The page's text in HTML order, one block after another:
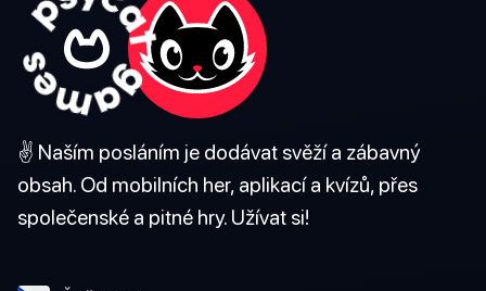
✌️ Naším posláním je dodávat svěží a zábavný
obsah. Od mobilních her, aplikací a kvízů, přes
společenské a pitné hry. Užívat si!